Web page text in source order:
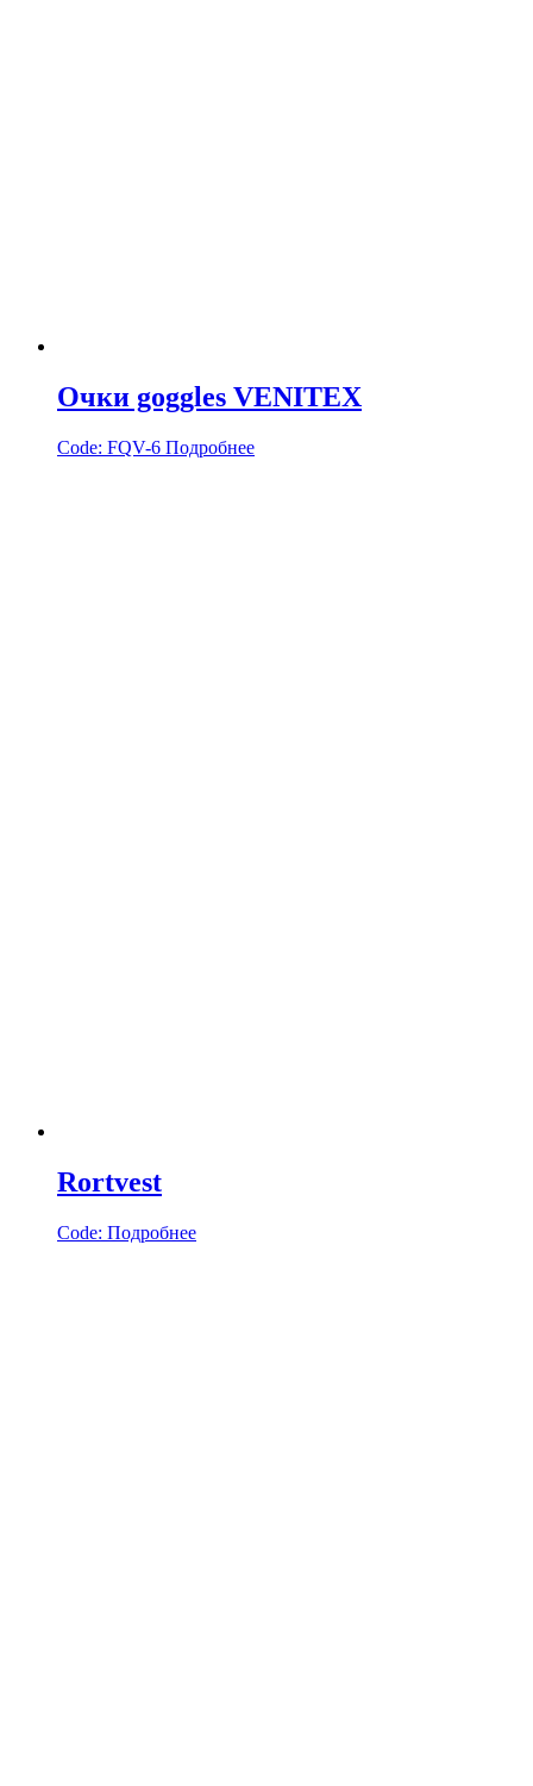
Очки goggles VENITEX
Code: FQV-6 Подробнее
Rortvest
Code: Подробнее